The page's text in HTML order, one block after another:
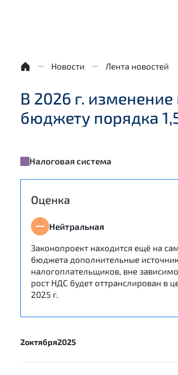
Новости Лента новостей
В 2026 г.
бюджету порядка
Налоговая система
Оценка
Нейтральная
Законопроект находится ещё на
бюджета дополнительные
налогоплательщиков, вне
рост НДС будет оттранслирован в
2025 г.
2октября2025